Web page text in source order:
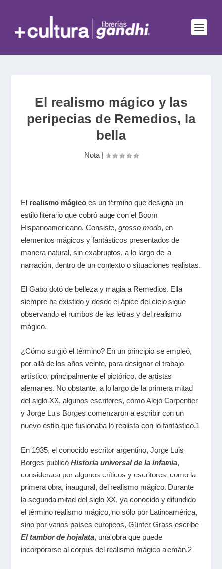
El realismo mágico y las
peripecias de Remedios, la
bella
Nota|
El realismo mágicoes un término que designa un
estilo literario que cobró auge con el Boom
Hispanoamericano. Consiste,grosso modo, en
elementos mágicos y fantásticos presentados de
manera natural, sin exabruptos, a lo largo de la
narración, dentro de un contexto o situaciones realistas.
El Gabo dotó de belleza y magia a Remedios. Ella
siempre ha existido y desde el ápice del cielo sigue
observando el rumbos de las letras y del realismo
mágico.
¿Cómo surgió el término? En un principio se empleó,
por allá de los años veinte, para designar el trabajo
artístico, principalmente el pictórico, de artistas
alemanes. No obstante, a lo largo de la primera mitad
del siglo XX, algunos escritores, comoAlejo Carpentier
yJorge Luis Borges comenzaron a escribir con un
nuevo estilo que fusionaba lo realista con lo fantástico.1
En 1935, el conocido escritor argentino, Jorge Luis
Borges publicóHistoria universal de la infamia,
considerada por algunos críticos y escritores, como la
primera obra, inaugural, del realismo mágico. Durante
la segunda mitad del siglo XX, ya conocido y difundido
el término realismo mágico, no sólo por Latinoamérica,
sino por varios países europeos,Günter Grass escribe
El tambor de hojalata, una obra que puede
incorporarse al corpus del realismo mágico alemán.2